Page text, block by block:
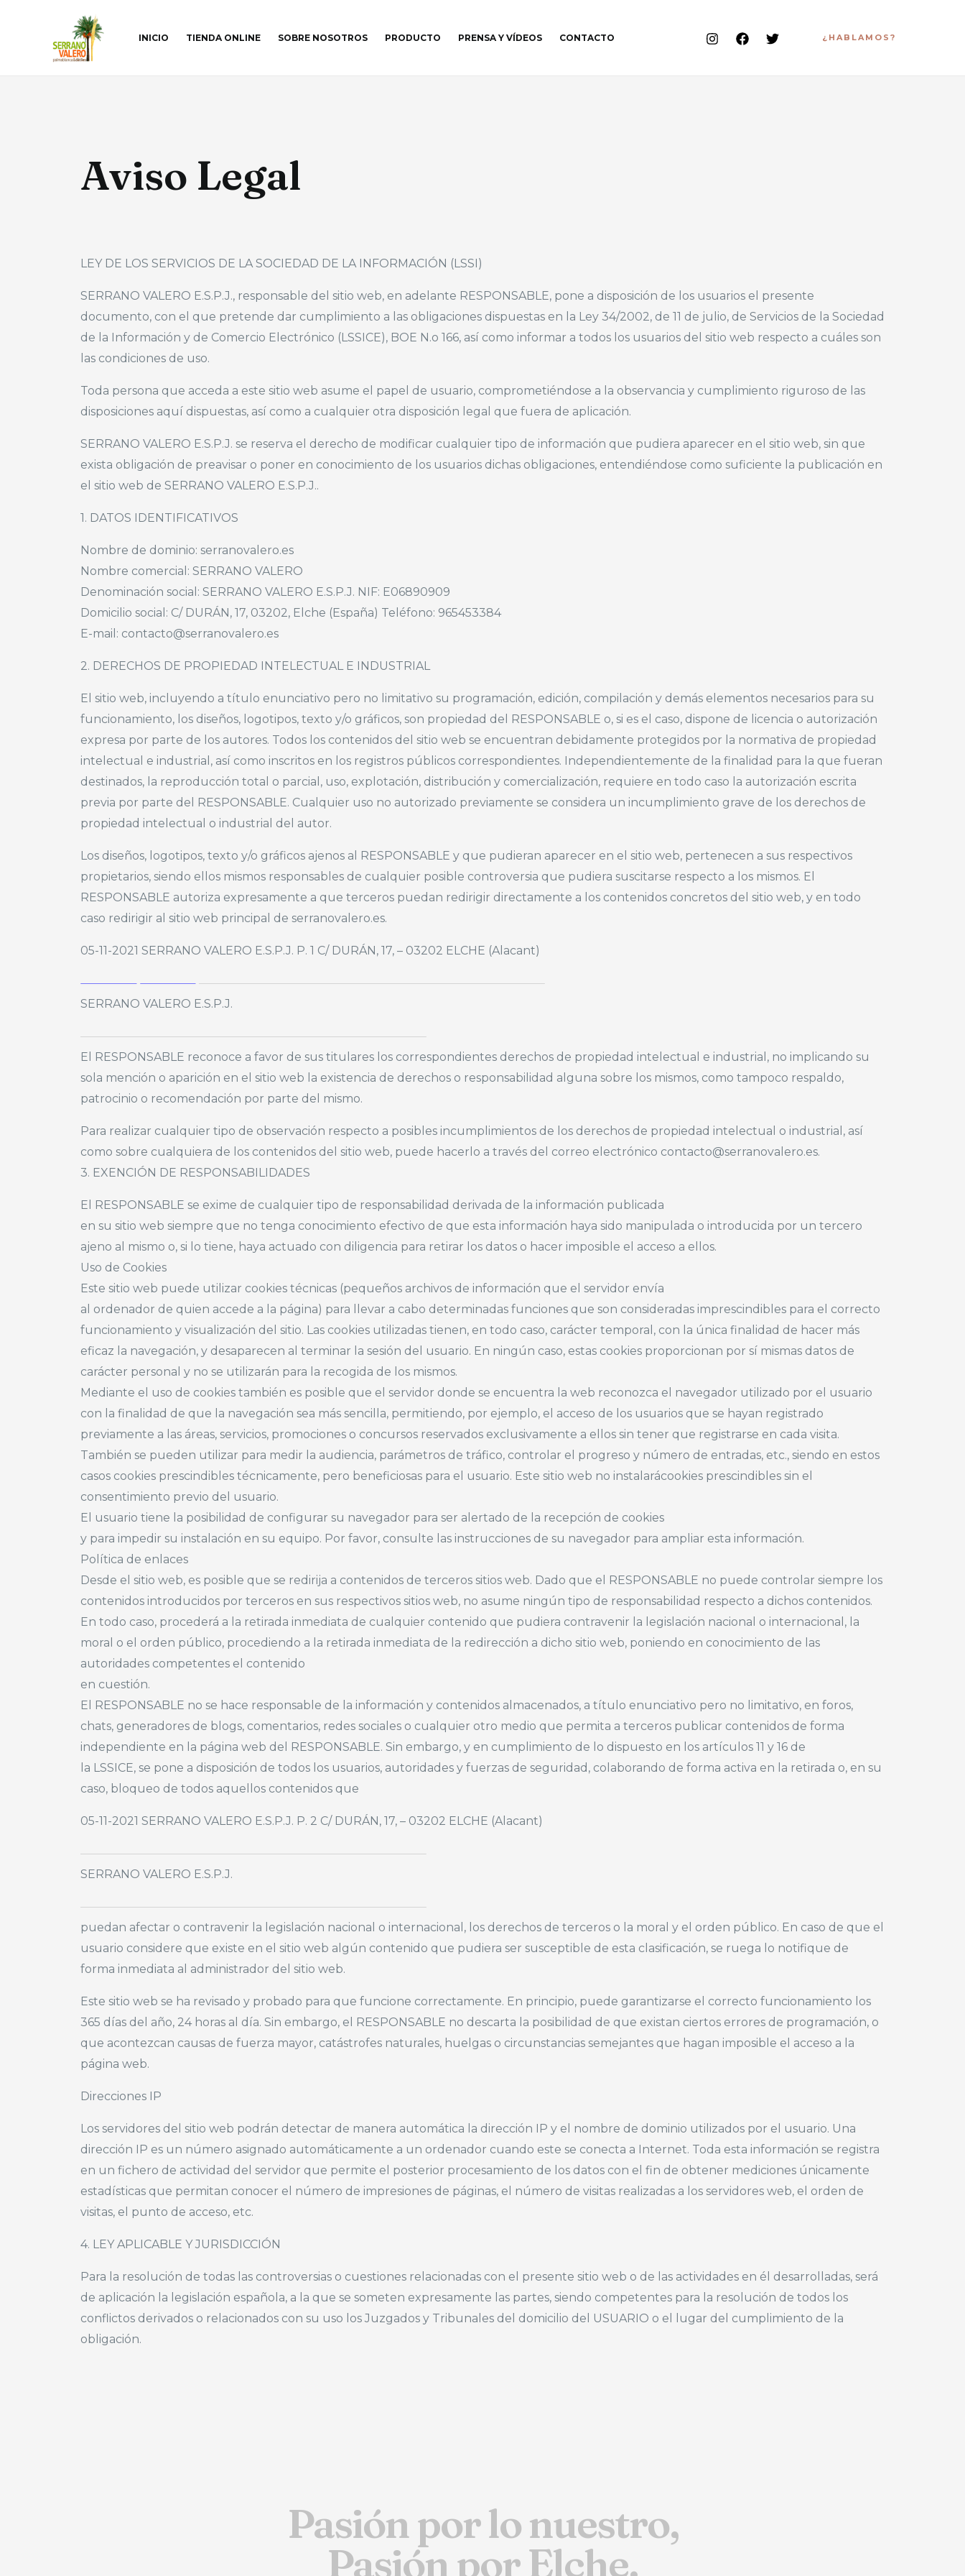
INICIO TIENDA ONLINE SOBRE NOSOTROS PRODUCTO PRENSA Y VÍDEOS CONTACTO ¿HABLAMOS?
Aviso Legal
LEY DE LOS SERVICIOS DE LA SOCIEDAD DE LA INFORMACIÓN (LSSI)
SERRANO VALERO E.S.P.J., responsable del sitio web, en adelante RESPONSABLE, pone a disposición de los usuarios el presente
documento, con el que pretende dar cumplimiento a las obligaciones dispuestas en la Ley 34/2002, de 11 de julio, de Servicios de la Sociedad
de la Información y de Comercio Electrónico (LSSICE), BOE N.o 166, así como informar a todos los usuarios del sitio web respecto a cuáles son
las condiciones de uso.
Toda persona que acceda a este sitio web asume el papel de usuario, comprometiéndose a la observancia y cumplimiento riguroso de las
disposiciones aquí dispuestas, así como a cualquier otra disposición legal que fuera de aplicación.
SERRANO VALERO E.S.P.J. se reserva el derecho de modificar cualquier tipo de información que pudiera aparecer en el sitio web, sin que
exista obligación de preavisar o poner en conocimiento de los usuarios dichas obligaciones, entendiéndose como suficiente la publicación en
el sitio web de SERRANO VALERO E.S.P.J..
1. DATOS IDENTIFICATIVOS
Nombre de dominio: serranovalero.es
Nombre comercial: SERRANO VALERO
Denominación social: SERRANO VALERO E.S.P.J. NIF: E06890909
Domicilio social: C/ DURÁN, 17, 03202, Elche (España) Teléfono: 965453384
E-mail: contacto@serranovalero.es
2. DERECHOS DE PROPIEDAD INTELECTUAL E INDUSTRIAL
El sitio web, incluyendo a título enunciativo pero no limitativo su programación, edición, compilación y demás elementos necesarios para su
funcionamiento, los diseños, logotipos, texto y/o gráficos, son propiedad del RESPONSABLE o, si es el caso, dispone de licencia o autorización
expresa por parte de los autores. Todos los contenidos del sitio web se encuentran debidamente protegidos por la normativa de propiedad
intelectual e industrial, así como inscritos en los registros públicos correspondientes. Independientemente de la finalidad para la que fueran
destinados, la reproducción total o parcial, uso, explotación, distribución y comercialización, requiere en todo caso la autorización escrita
previa por parte del RESPONSABLE. Cualquier uso no autorizado previamente se considera un incumplimiento grave de los derechos de
propiedad intelectual o industrial del autor.
Los diseños, logotipos, texto y/o gráficos ajenos al RESPONSABLE y que pudieran aparecer en el sitio web, pertenecen a sus respectivos
propietarios, siendo ellos mismos responsables de cualquier posible controversia que pudiera suscitarse respecto a los mismos. El
RESPONSABLE autoriza expresamente a que terceros puedan redirigir directamente a los contenidos concretos del sitio web, y en todo
caso redirigir al sitio web principal de serranovalero.es.
05-11-2021 SERRANO VALERO E.S.P.J. P. 1 C/ DURÁN, 17, – 03202 ELCHE (Alacant)
SERRANO VALERO E.S.P.J.
El RESPONSABLE reconoce a favor de sus titulares los correspondientes derechos de propiedad intelectual e industrial, no implicando su
sola mención o aparición en el sitio web la existencia de derechos o responsabilidad alguna sobre los mismos, como tampoco respaldo,
patrocinio o recomendación por parte del mismo.
Para realizar cualquier tipo de observación respecto a posibles incumplimientos de los derechos de propiedad intelectual o industrial, así
como sobre cualquiera de los contenidos del sitio web, puede hacerlo a través del correo electrónico contacto@serranovalero.es.
3. EXENCIÓN DE RESPONSABILIDADES
El RESPONSABLE se exime de cualquier tipo de responsabilidad derivada de la información publicada
en su sitio web siempre que no tenga conocimiento efectivo de que esta información haya sido manipulada o introducida por un tercero
ajeno al mismo o, si lo tiene, haya actuado con diligencia para retirar los datos o hacer imposible el acceso a ellos.
Uso de Cookies
Este sitio web puede utilizar cookies técnicas (pequeños archivos de información que el servidor envía
al ordenador de quien accede a la página) para llevar a cabo determinadas funciones que son consideradas imprescindibles para el correcto
funcionamiento y visualización del sitio. Las cookies utilizadas tienen, en todo caso, carácter temporal, con la única finalidad de hacer más
eficaz la navegación, y desaparecen al terminar la sesión del usuario. En ningún caso, estas cookies proporcionan por sí mismas datos de
carácter personal y no se utilizarán para la recogida de los mismos.
Mediante el uso de cookies también es posible que el servidor donde se encuentra la web reconozca el navegador utilizado por el usuario
con la finalidad de que la navegación sea más sencilla, permitiendo, por ejemplo, el acceso de los usuarios que se hayan registrado
previamente a las áreas, servicios, promociones o concursos reservados exclusivamente a ellos sin tener que registrarse en cada visita.
También se pueden utilizar para medir la audiencia, parámetros de tráfico, controlar el progreso y número de entradas, etc., siendo en estos
casos cookies prescindibles técnicamente, pero beneficiosas para el usuario. Este sitio web no instalarácookies prescindibles sin el
consentimiento previo del usuario.
El usuario tiene la posibilidad de configurar su navegador para ser alertado de la recepción de cookies
y para impedir su instalación en su equipo. Por favor, consulte las instrucciones de su navegador para ampliar esta información.
Política de enlaces
Desde el sitio web, es posible que se redirija a contenidos de terceros sitios web. Dado que el RESPONSABLE no puede controlar siempre los
contenidos introducidos por terceros en sus respectivos sitios web, no asume ningún tipo de responsabilidad respecto a dichos contenidos.
En todo caso, procederá a la retirada inmediata de cualquier contenido que pudiera contravenir la legislación nacional o internacional, la
moral o el orden público, procediendo a la retirada inmediata de la redirección a dicho sitio web, poniendo en conocimiento de las
autoridades competentes el contenido
en cuestión.
El RESPONSABLE no se hace responsable de la información y contenidos almacenados, a título enunciativo pero no limitativo, en foros,
chats, generadores de blogs, comentarios, redes sociales o cualquier otro medio que permita a terceros publicar contenidos de forma
independiente en la página web del RESPONSABLE. Sin embargo, y en cumplimiento de lo dispuesto en los artículos 11 y 16 de
la LSSICE, se pone a disposición de todos los usuarios, autoridades y fuerzas de seguridad, colaborando de forma activa en la retirada o, en su
caso, bloqueo de todos aquellos contenidos que
05-11-2021 SERRANO VALERO E.S.P.J. P. 2 C/ DURÁN, 17, – 03202 ELCHE (Alacant)
SERRANO VALERO E.S.P.J.
puedan afectar o contravenir la legislación nacional o internacional, los derechos de terceros o la moral y el orden público. En caso de que el
usuario considere que existe en el sitio web algún contenido que pudiera ser susceptible de esta clasificación, se ruega lo notifique de
forma inmediata al administrador del sitio web.
Este sitio web se ha revisado y probado para que funcione correctamente. En principio, puede garantizarse el correcto funcionamiento los
365 días del año, 24 horas al día. Sin embargo, el RESPONSABLE no descarta la posibilidad de que existan ciertos errores de programación, o
que acontezcan causas de fuerza mayor, catástrofes naturales, huelgas o circunstancias semejantes que hagan imposible el acceso a la
página web.
Direcciones IP
Los servidores del sitio web podrán detectar de manera automática la dirección IP y el nombre de dominio utilizados por el usuario. Una
dirección IP es un número asignado automáticamente a un ordenador cuando este se conecta a Internet. Toda esta información se registra
en un fichero de actividad del servidor que permite el posterior procesamiento de los datos con el fin de obtener mediciones únicamente
estadísticas que permitan conocer el número de impresiones de páginas, el número de visitas realizadas a los servidores web, el orden de
visitas, el punto de acceso, etc.
4. LEY APLICABLE Y JURISDICCIÓN
Para la resolución de todas las controversias o cuestiones relacionadas con el presente sitio web o de las actividades en él desarrolladas, será
de aplicación la legislación española, a la que se someten expresamente las partes, siendo competentes para la resolución de todos los
conflictos derivados o relacionados con su uso los Juzgados y Tribunales del domicilio del USUARIO o el lugar del cumplimiento de la
obligación.
Pasión por lo nuestro,
Pasión por Elche.